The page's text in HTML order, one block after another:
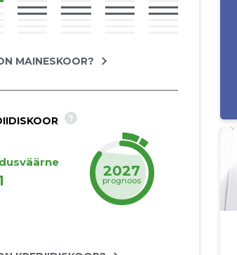
MAINESKOOR?
?
2027
prognoos